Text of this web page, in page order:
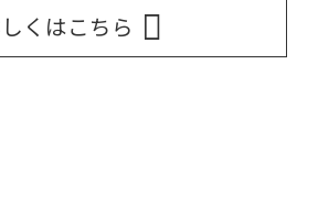
くはこちら